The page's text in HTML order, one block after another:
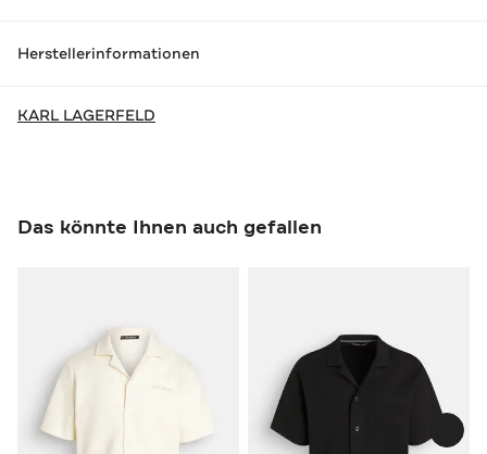
Herstellerinformationen
KARL LAGERFELD
Das könnte Ihnen auch gefallen